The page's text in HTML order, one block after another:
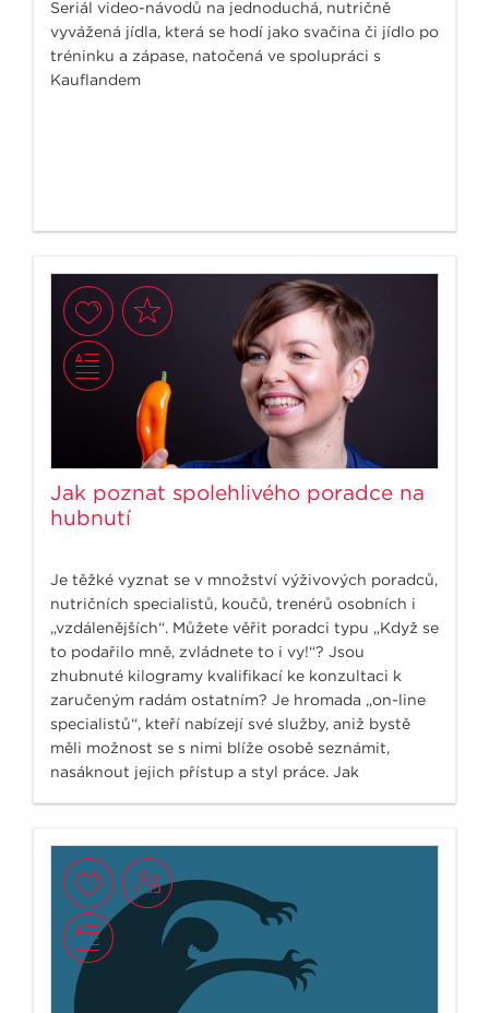
Seriál video-návodů na jednoduchá, nutričně
vyvážená jídla, která se hodí jako svačina či jídlo po
tréninku a zápase, natočená ve spolupráci s
Kauflandem
Jak poznat spolehlivého poradce na
hubnutí
Je těžké vyznat se v množství výživových poradců,
nutričních specialistů, koučů, trenérů osobních i
„vzdálenějších“. Můžete věřit poradci typu „Když se
to podařilo mně, zvládnete to i vy!“? Jsou
zhubnuté kilogramy kvalifikací ke konzultaci k
zaručeným radám ostatním? Je hromada „on-line
specialistů“, kteří nabízejí své služby, aniž bystě
měli možnost se s nimi blíže osobě seznámit,
nasáknout jejich přístup a styl práce. Jak